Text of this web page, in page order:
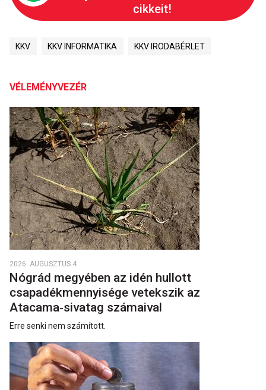
cikkeit!
KKV KKV INFORMATIKA KKV IRODABÉRLET
VÉLEMÉNYVEZÉR
2026. AUGUSZTUS 4.
Nógrád megyében az idén hullott
csapadékmennyisége vetekszik az
Atacama‑sivatag számaival
Erre senki nem számított.